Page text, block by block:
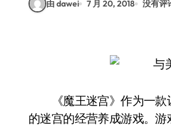
由 dawei 7 月 20, 2018 没有评
《魔王迷宫》作为一款
的迷宫的经营养成游戏。